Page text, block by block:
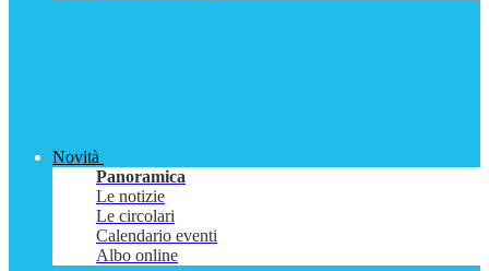
Novità
Panoramica
Le notizie
Le circolari
Calendario eventi
Albo online